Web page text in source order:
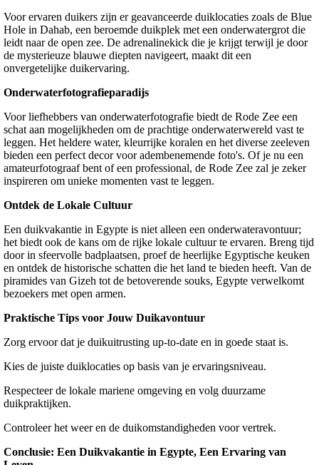
Voor ervaren duikers zijn er geavanceerde duiklocaties zoals de Blue
Hole in Dahab, een beroemde duikplek met een onderwatergrot die
leidt naar de open zee. De adrenalinekick die je krijgt terwijl je door
de mysterieuze blauwe diepten navigeert, maakt dit een
onvergetelijke duikervaring.
Onderwaterfotografieparadijs
Voor liefhebbers van onderwaterfotografie biedt de Rode Zee een
schat aan mogelijkheden om de prachtige onderwaterwereld vast te
leggen. Het heldere water, kleurrijke koralen en het diverse zeeleven
bieden een perfect decor voor adembenemende foto's. Of je nu een
amateurfotograaf bent of een professional, de Rode Zee zal je zeker
inspireren om unieke momenten vast te leggen.
Ontdek de Lokale Cultuur
Een duikvakantie in Egypte is niet alleen een onderwateravontuur;
het biedt ook de kans om de rijke lokale cultuur te ervaren. Breng tijd
door in sfeervolle badplaatsen, proef de heerlijke Egyptische keuken
en ontdek de historische schatten die het land te bieden heeft. Van de
piramides van Gizeh tot de betoverende souks, Egypte verwelkomt
bezoekers met open armen.
Praktische Tips voor Jouw Duikavontuur
Zorg ervoor dat je duikuitrusting up-to-date en in goede staat is.
Kies de juiste duiklocaties op basis van je ervaringsniveau.
Respecteer de lokale mariene omgeving en volg duurzame
duikpraktijken.
Controleer het weer en de duikomstandigheden voor vertrek.
Conclusie: Een Duikvakantie in Egypte, Een Ervaring van